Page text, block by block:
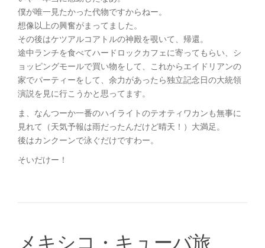
僕が唯一見たかった代物ですからねー。
想像以上の興奮がまってました。
その後はケツアルコアトルの神殿を覗いて、帰還。
途中ランチを食べてハードロックカフェに寄ってもらい、シ
ョッピングモールで買い物をして、これからエイドリアンの
家でパーティーをして、余力があったら独立記念日の大統領
演説を見に行こうかと思ってます。
ま、なんつーか一番のハイライトのテオティワカンも無事に
見れて（天気予報は雨だったんだけど晴天！）大満足。
後はカンクーンで泳ぐだけですわー。
そいだけー！
メキシコ・キューバ旅